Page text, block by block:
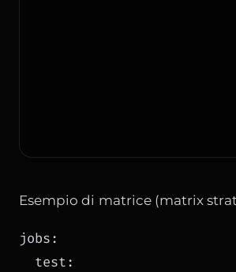
Esempio di matrice (matrix
jobs:
  test: